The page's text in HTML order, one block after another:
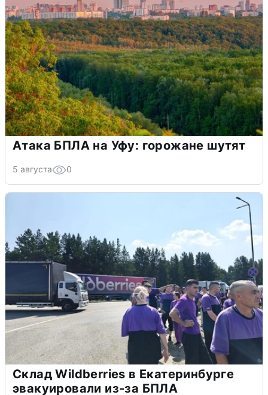
Атака БПЛА на Уфу: горожане шутят
5 августа 0
Склад Wildberries в Екатеринбурге
эвакуировали из-за БПЛА